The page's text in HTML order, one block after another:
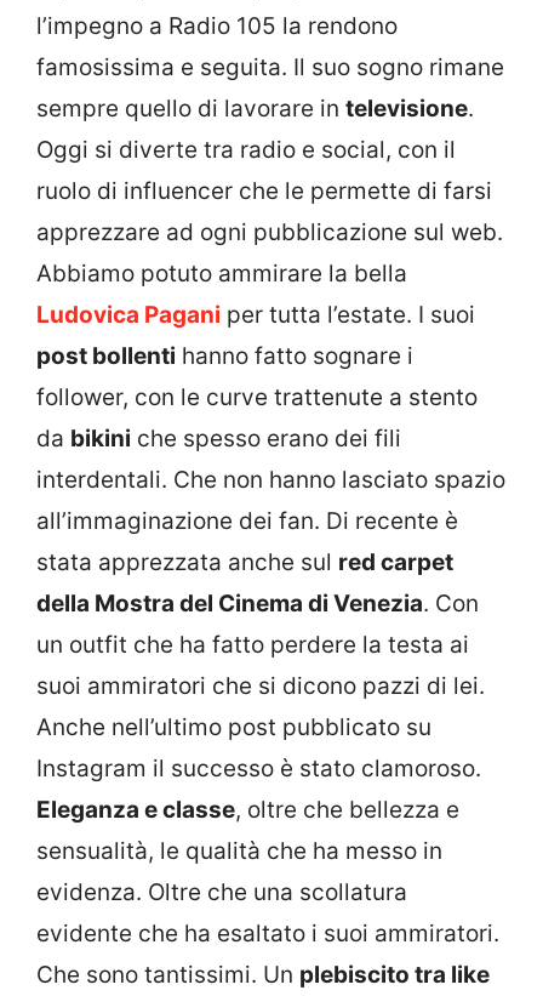
l’impegno a Radio 105 la rendono
famosissima e seguita. Il suo sogno rimane
sempre quello di lavorare in televisione.
Oggi si diverte tra radio e social, con il
ruolo di influencer che le permette di farsi
apprezzare ad ogni pubblicazione sul web.
Abbiamo potuto ammirare la bella
Ludovica Pagani per tutta l’estate. I suoi
post bollenti hanno fatto sognare i
follower, con le curve trattenute a stento
da bikini che spesso erano dei fili
interdentali. Che non hanno lasciato spazio
all’immaginazione dei fan. Di recente è
stata apprezzata anche sul red carpet
della Mostra del Cinema di Venezia. Con
un outfit che ha fatto perdere la testa ai
suoi ammiratori che si dicono pazzi di lei.
Anche nell’ultimo post pubblicato su
Instagram il successo è stato clamoroso.
Eleganza e classe, oltre che bellezza e
sensualità, le qualità che ha messo in
evidenza. Oltre che una scollatura
evidente che ha esaltato i suoi ammiratori.
Che sono tantissimi. Un plebiscito tra like